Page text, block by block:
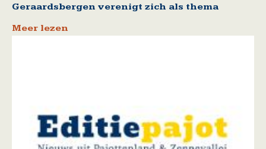
Geraardsbergen verenigt zich als thema
Meer lezen